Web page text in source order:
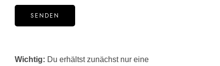
Wichtig: Du erhältst zunächst nur eine